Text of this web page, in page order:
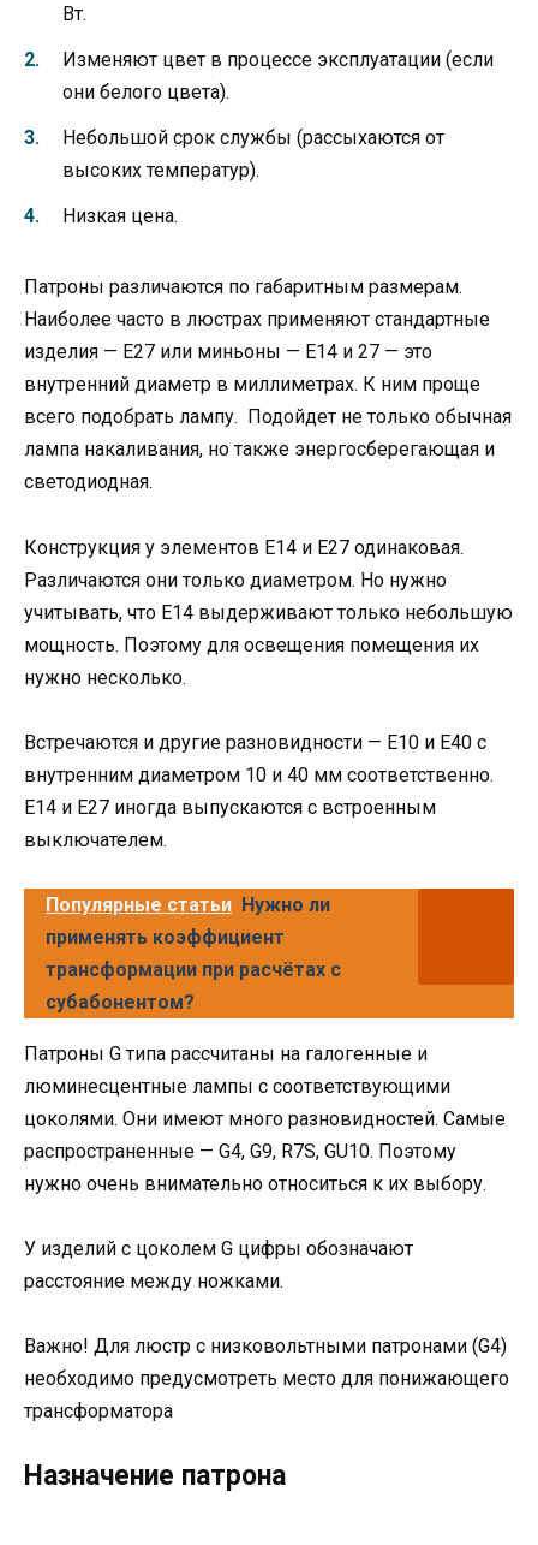
Вт.
Изменяют цвет в процессе эксплуатации (если
они белого цвета).
Небольшой срок службы (рассыхаются от
высоких температур).
Низкая цена.
Патроны различаются по габаритным размерам.
Наиболее часто в люстрах применяют стандартные
изделия — Е27 или миньоны — Е14 и 27 — это
внутренний диаметр в миллиметрах. К ним проще
всего подобрать лампу. Подойдет не только обычная
лампа накаливания, но также энергосберегающая и
светодиодная.
Конструкция у элементов Е14 и Е27 одинаковая.
Различаются они только диаметром. Но нужно
учитывать, что Е14 выдерживают только небольшую
мощность. Поэтому для освещения помещения их
нужно несколько.
Встречаются и другие разновидности — Е10 и Е40 с
внутренним диаметром 10 и 40 мм соответственно.
Е14 и Е27 иногда выпускаются с встроенным
выключателем.
Популярные статьи Нужно ли
применять коэффициент
трансформации при расчётах с
субабонентом?
Патроны G типа рассчитаны на галогенные и
люминесцентные лампы с соответствующими
цоколями. Они имеют много разновидностей. Самые
распространенные — G4, G9, R7S, GU10. Поэтому
нужно очень внимательно относиться к их выбору.
У изделий с цоколем G цифры обозначают
расстояние между ножками.
Важно! Для люстр с низковольтными патронами (G4)
необходимо предусмотреть место для понижающего
трансформатора
Назначение патрона